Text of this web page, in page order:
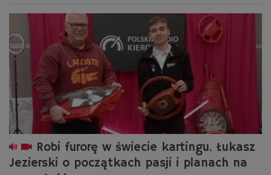
Robi furorę w świecie kartingu. Łukasz
Jezierski o początkach pasji i planach na